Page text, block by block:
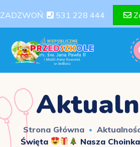
ZADZWOŃ: 531 228 444
Strona Główna
Święta
Nasza